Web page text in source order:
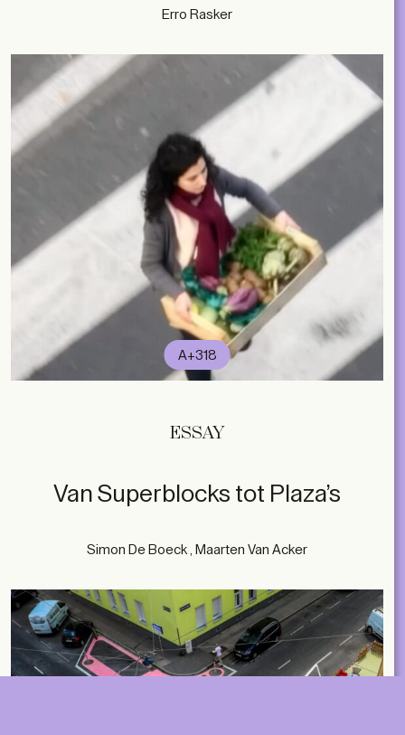
Erro Rasker
A+318
ESSAY
Van Superblocks tot Plaza’s
Simon De Boeck , Maarten Van Acker
subscribe
MAGAZINES
EVENTS
ABOUT
Contact
2026 © A+ Architects in Belgium Algemene verkoopvoorwaarden
Privacybeleid